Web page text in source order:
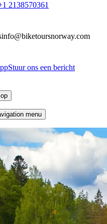
2138570361
info@biketoursnorway.com
Stuur ons een bericht
menu